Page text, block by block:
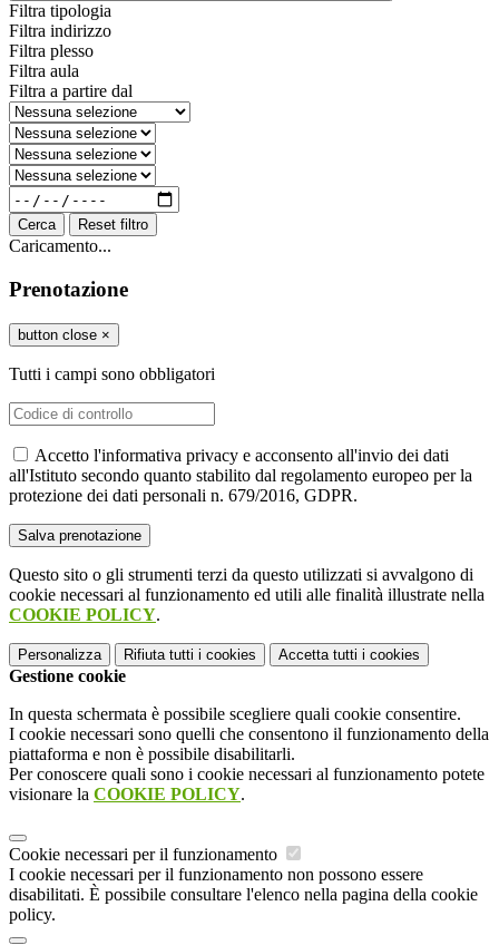
Filtra tipologia
Filtra indirizzo
Filtra plesso
Filtra aula
Filtra a partire dal
Cerca Reset filtro
Caricamento...
Prenotazione
button close ×
Tutti i campi sono obbligatori
Accetto l'informativa privacy e acconsento all'invio dei dati
all'Istituto secondo quanto stabilito dal regolamento europeo per la
protezione dei dati personali n. 679/2016, GDPR.
Questo sito o gli strumenti terzi da questo utilizzati si avvalgono di
cookie necessari al funzionamento ed utili alle finalità illustrate nella
COOKIE POLICY.
Personalizza Rifiuta tutti i cookies Accetta tutti i cookies
Gestione cookie
In questa schermata è possibile scegliere quali cookie consentire.
I cookie necessari sono quelli che consentono il funzionamento della
piattaforma e non è possibile disabilitarli.
Per conoscere quali sono i cookie necessari al funzionamento potete
visionare la COOKIE POLICY.
Cookie necessari per il funzionamento
I cookie necessari per il funzionamento non possono essere
disabilitati. È possibile consultare l'elenco nella pagina della cookie
policy.